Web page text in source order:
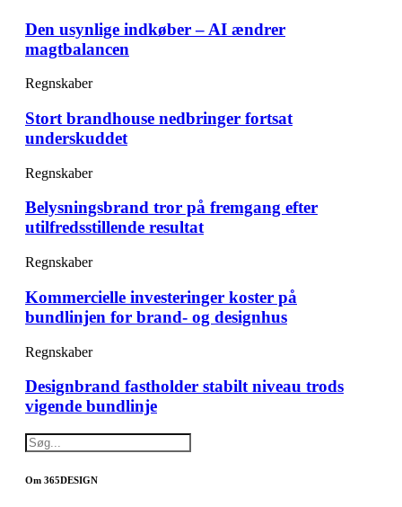
Den usynlige indkøber – AI ændrer
magtbalancen
Regnskaber
Stort brandhouse nedbringer fortsat
underskuddet
Regnskaber
Belysningsbrand tror på fremgang efter
utilfredsstillende resultat
Regnskaber
Kommercielle investeringer koster på
bundlinjen for brand- og designhus
Regnskaber
Designbrand fastholder stabilt niveau trods
vigende bundlinje
Om 365DESIGN